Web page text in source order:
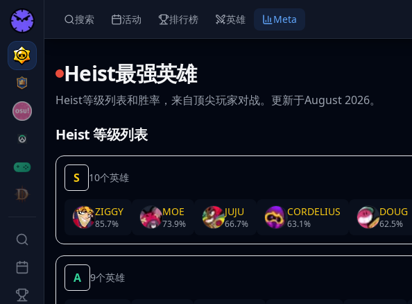
搜索 活动 排行榜 英雄 Meta
Heist最强英雄
Heist等级列表和胜率，来自顶尖玩家对战。更新于August 2026。
Heist 等级列表
S 10个英雄
ZIGGY
85.7%
MOE
73.9%
JUJU
66.7%
CORDELIUS
63.1%
DOUG
62.5%
A 9个英雄